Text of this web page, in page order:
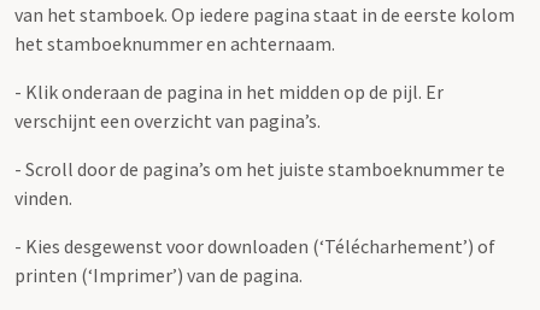
van het stamboek. Op iedere pagina staat in de eerste kolom
het stamboeknummer en achternaam.
- Klik onderaan de pagina in het midden op de pijl. Er
verschijnt een overzicht van pagina’s.
- Scroll door de pagina’s om het juiste stamboeknummer te
vinden.
- Kies desgewenst voor downloaden (‘Télécharhement’) of
printen (‘Imprimer’) van de pagina.